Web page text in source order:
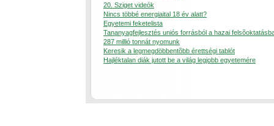
20. Sziget videók
Nincs többé energiaital 18 év alatt?
Egyetemi feketelista
Tananyagfejlesztés uniós forrásból a hazai
287 millió tonnát nyomunk
Keresik a legmegdöbbentõbb érettségi tablót
Hajléktalan diák jutott be a világ legjobb egyetemére